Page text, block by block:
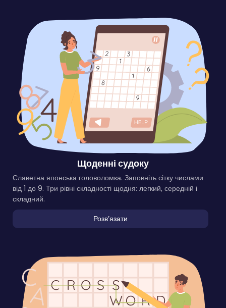
Щоденні судоку
Славетна японська головоломка. Заповніть сітку числами
від 1 до 9. Три рівні складності щодня: легкий, середній і
складний.
Розвʼязати